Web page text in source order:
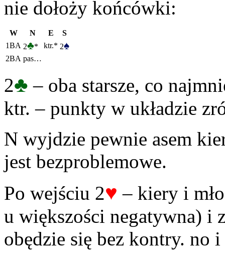
nie dołoży końcówki:
W N E
S
1BA 2♣* ktr.* 2♠
2BA pas…
2♣ – oba starsze, co
ktr. – punkty w układzie
N wyjdzie pewnie asem
jest bezproblemowe.
Po wejściu 2♥ – kiery i
u większości negatywna) i
obędzie się bez kontry. no